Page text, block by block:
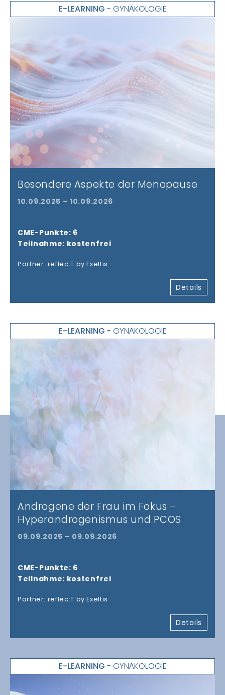
E-LEARNING - GYNÄKOLOGIE
Besondere Aspekte der Menopause​
10.09.2025 – 10.09.2026
CME-Punkte: 6
Teilnahme: kostenfrei
Partner: reflec:T by Exeltis
Details
E-LEARNING - GYNÄKOLOGIE
Androgene der Frau im Fokus –​
Hyperandrogenismus und PCOS
09.09.2025 – 09.09.2026
CME-Punkte: 6
Teilnahme: kostenfrei
Partner: reflec:T by Exeltis
Details
E-LEARNING - GYNÄKOLOGIE